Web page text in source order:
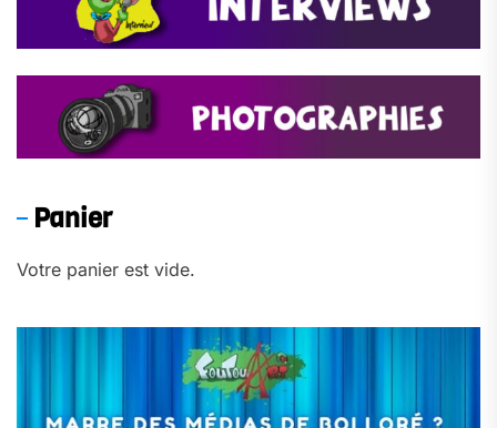
Panier
Votre panier est vide.